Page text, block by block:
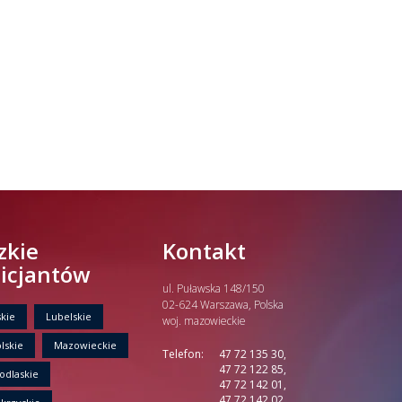
Lubelskie
Mazowieckie
Kontakt
ul. Puławska 148/150
02-624 Warszawa, Polska
woj. mazowieckie
Telefon:
47 72 135 30,
47 72 122 85,
47 72 142 01,